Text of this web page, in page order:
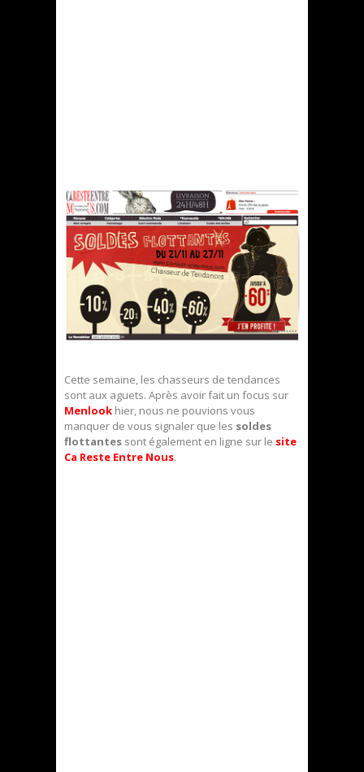
Cette semaine, les chasseurs de tendances
sont aux aguets. Après avoir fait un focus sur
Menlook hier, nous ne pouvions vous
manquer de vous signaler que les soldes
flottantes sont également en ligne sur le site
Ca Reste Entre Nous.